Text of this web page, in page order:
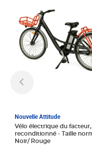
Nouvelle Attitude
Vélo électrique du facteur,
reconditionné - Taille normale -
Noir/ Rouge